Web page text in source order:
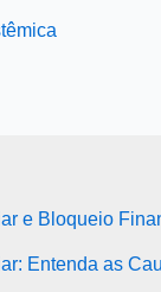
e Bloqueio
Entenda as